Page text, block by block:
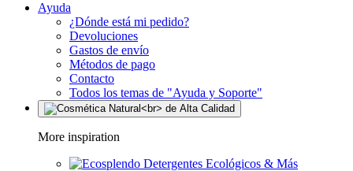
Ayuda
¿Dónde está mi pedido?
Devoluciones
Gastos de envío
Métodos de pago
Contacto
Todos los temas de "Ayuda y Soporte"
More inspiration
Detergentes Ecológicos & Más